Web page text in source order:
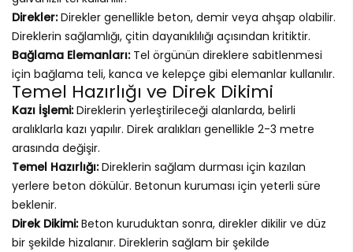
Direkler:Direkler genellikle beton, demir veya ahşap olabilir.
Direklerin sağlamlığı, çitin dayanıklılığı açısından kritiktir.
Bağlama Elemanları:Tel örgünün direklere sabitlenmesi
için bağlama teli, kanca ve kelepçe gibi elemanlar kullanılır.
Temel Hazırlığı ve Direk Dikimi
Kazı İşlemi:Direklerin yerleştirileceği alanlarda, belirli
aralıklarla kazı yapılır. Direk aralıkları genellikle 2-3 metre
arasında değişir.
Temel Hazırlığı:Direklerin sağlam durması için kazılan
yerlere beton dökülür. Betonun kuruması için yeterli süre
beklenir.
Direk Dikimi:Beton kuruduktan sonra, direkler dikilir ve düz
bir şekilde hizalanır. Direklerin sağlam bir şekilde